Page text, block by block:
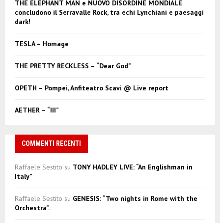
o
r
THE ELEPHANT MAN e NUOVO DISORDINE MONDIALE
concludono il Serravalle Rock, tra echi Lynchiani e paesaggi
dark!
TESLA – Homage
THE PRETTY RECKLESS – “Dear God”
OPETH – Pompei, Anfiteatro Scavi @ Live report
AETHER – “III”
COMMENTI RECENTI
Raffaele Sestito su TONY HADLEY LIVE: “An Englishman in
Italy”
Raffaele Sestito su GENESIS: “Two nights in Rome with the
Orchestra”.